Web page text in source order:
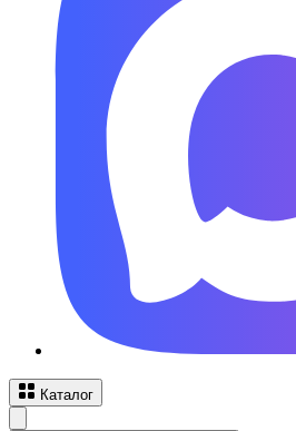
Каталог